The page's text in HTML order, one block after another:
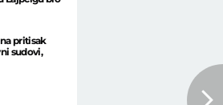
pritisak
sudovi,